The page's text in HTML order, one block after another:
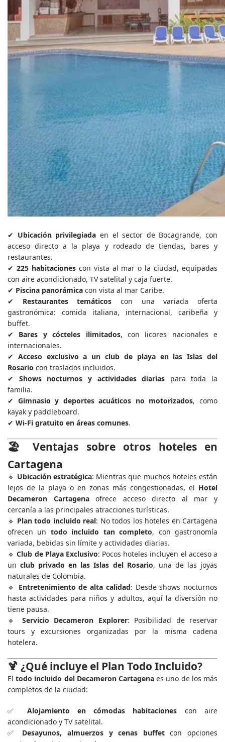
✔ Ubicación privilegiada en el sector de Bocagrande, con
acceso directo a la playa y rodeado de tiendas, bares y
restaurantes.
✔ 225 habitacionescon vista al mar o la ciudad, equipadas
con aire acondicionado, TV satelital y caja fuerte.
✔ Piscina panorámica con vista al mar Caribe.
✔ Restaurantes temáticos con una variada oferta
gastronómica: comida italiana, internacional, caribeña y
buffet.
✔ Bares y cócteles ilimitados, con licores nacionales e
internacionales.
✔ Acceso exclusivo a un club de playa en las Islas del
Rosario con traslados incluidos.
✔ Shows nocturnos y actividades diarias para toda la
familia.
✔ Gimnasio y deportes acuáticos no motorizados, como
kayak y paddleboard.
✔ Wi-Fi gratuito en áreas comunes.
🏖️ Ventajas sobre otros hoteles en
Cartagena
🔹 Ubicación estratégica: Mientras que muchos hoteles están
lejos de la playa o en zonas más congestionadas, el Hotel
Decameron Cartagenaofrece acceso directo al mar y
cercanía a las principales atracciones turísticas.
🔹 Plan todo incluido real: No todos los hoteles en Cartagena
ofrecen un todo incluido tan completo, con gastronomía
variada, bebidas sin límite y actividades diarias.
🔹Club de Playa Exclusivo: Pocos hoteles incluyen el acceso a
unclub privado en las Islas del Rosario, una de las joyas
naturales de Colombia.
🔹 Entretenimiento de alta calidad: Desde shows nocturnos
hasta actividades para niños y adultos, aquí la diversión no
tiene pausa.
🔹 Servicio Decameron Explorer: Posibilidad de reservar
tours y excursiones organizadas por la misma cadena
hotelera.
🍹 ¿Qué incluye el Plan Todo Incluido?
Eltodo incluido del Decameron Cartagena es uno de los más
completos de la ciudad:
✅ Alojamiento en cómodas habitaciones con aire
acondicionado y TV satelital.
✅ Desayunos, almuerzos y cenas buffetcon opciones